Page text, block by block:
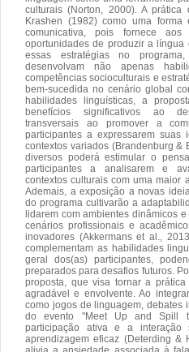
culturais (Norton, 2000). A
Krashen (1982) como uma
comunicativa, pois fornece
oportunidades de produzir a língua
essas estratégias no
desenvolvam não apenas
competências socioculturais e
bem-sucedida no cenário global
habilidades linguísticas, a
benefícios significativos ao
transversais ao promover a
participantes a expressarem
contextos variados (Brandenburg &
diversos poderá estimular o
participantes a analisarem e
contextos culturais com uma maior
Ademais, a exposição a novas
do programa cultivarão a
lidarem com ambientes dinâmicos
cenários profissionais e
inovadores (Akkermans et al.,
complementam as habilidades
geral dos(as) participantes,
preparados para desafios futuros.
proposta, que visa tornar a
agradável e envolvente. Ao
como jogos de linguagem, debates
do evento "Meet Up and Spill
participação ativa e a interação
aprendizagem eficaz (Deterding &